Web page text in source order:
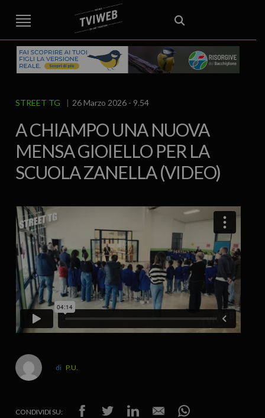
STREET TG CRONACA VENETO
VICENZA E PROVINCIA
AREA BERICA
ECONOMIA ATTUALITA’ POLITICA
EDITORIALE ITALIA E MONDO CURIOSITÀ – LIFESTYLE
CULTURA ARTE
SPORT
IL GRAFFIO FOOD & DRINK FUORIPORTA EROTICO VICENTINO
STREET TG 26 Marzo 2026 - 9.54
A CHIAMPO UNA NUOVA
MENSA GIOIELLO PER LA
SCUOLA ZANELLA (VIDEO)
P.U.
CONDIVIDI SU: